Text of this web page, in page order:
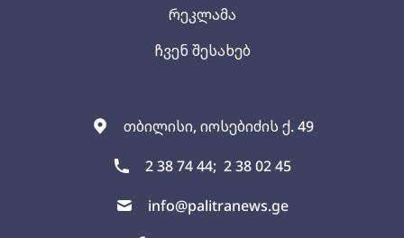
თბილისი, იოსებიძის ქ. 49
2 38 74 44; 2 38 02 45
info@palitranews.ge
რეკლამა
ჩვენ შესახებ